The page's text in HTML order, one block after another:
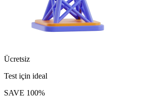
Ücretsiz
Test için ideal
SAVE 100%